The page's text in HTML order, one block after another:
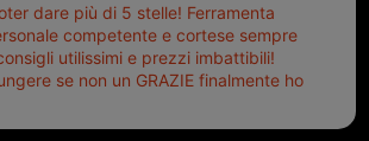
dare più di 5 stelle! Ferramenta
competente e cortese sempre
utilissimi e prezzi imbattibili!
se non un GRAZIE finalmente ho
Ah dimenticavo...da loro sono riuscita